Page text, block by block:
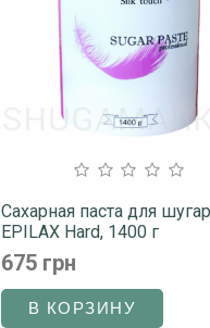
Сахарная паста для
EPILAX Hard, 1400 г
675 грн